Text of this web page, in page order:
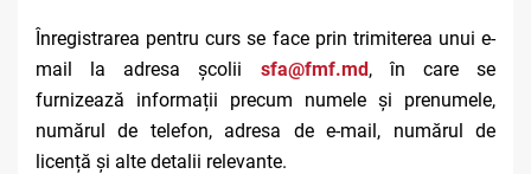
Înregistrarea pentru curs se face prin trimiterea unui e-
mail la adresa școlii sfa@fmf.md,în care se
furnizează informații precum numele și prenumele,
numărul de telefon, adresa de e-mail, numărul de
licență și alte detalii relevante.